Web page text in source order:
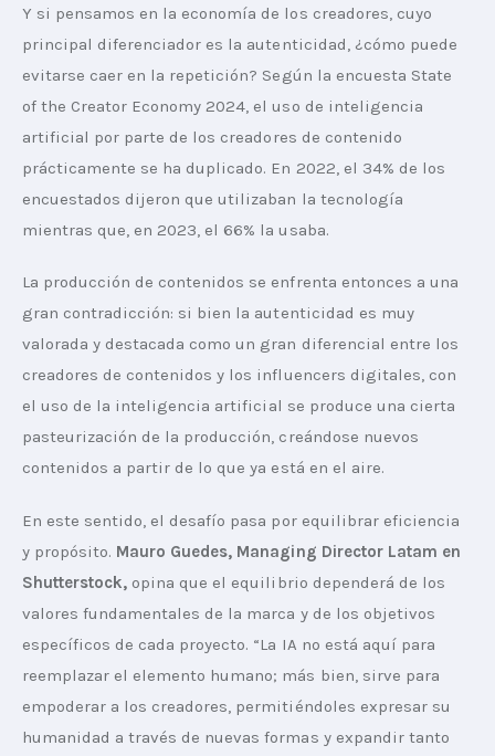
Y si pensamos en la economía de los creadores, cuyo
principal diferenciador es la autenticidad, ¿cómo puede
evitarse caer en la repetición? Según la encuesta State
of the Creator Economy 2024, el uso de inteligencia
artificial por parte de los creadores de contenido
prácticamente se ha duplicado. En 2022, el 34% de los
encuestados dijeron que utilizaban la tecnología
mientras que, en 2023, el 66% la usaba.
La producción de contenidos se enfrenta entonces a una
gran contradicción: si bien la autenticidad es muy
valorada y destacada como un gran diferencial entre los
creadores de contenidos y los influencers digitales, con
el uso de la inteligencia artificial se produce una cierta
pasteurización de la producción, creándose nuevos
contenidos a partir de lo que ya está en el aire.
En este sentido, el desafío pasa por equilibrar eficiencia
y propósito. Mauro Guedes, Managing Director Latam en
Shutterstock, opina que el equilibrio dependerá de los
valores fundamentales de la marca y de los objetivos
específicos de cada proyecto. “La IA no está aquí para
reemplazar el elemento humano; más bien, sirve para
empoderar a los creadores, permitiéndoles expresar su
humanidad a través de nuevas formas y expandir tanto